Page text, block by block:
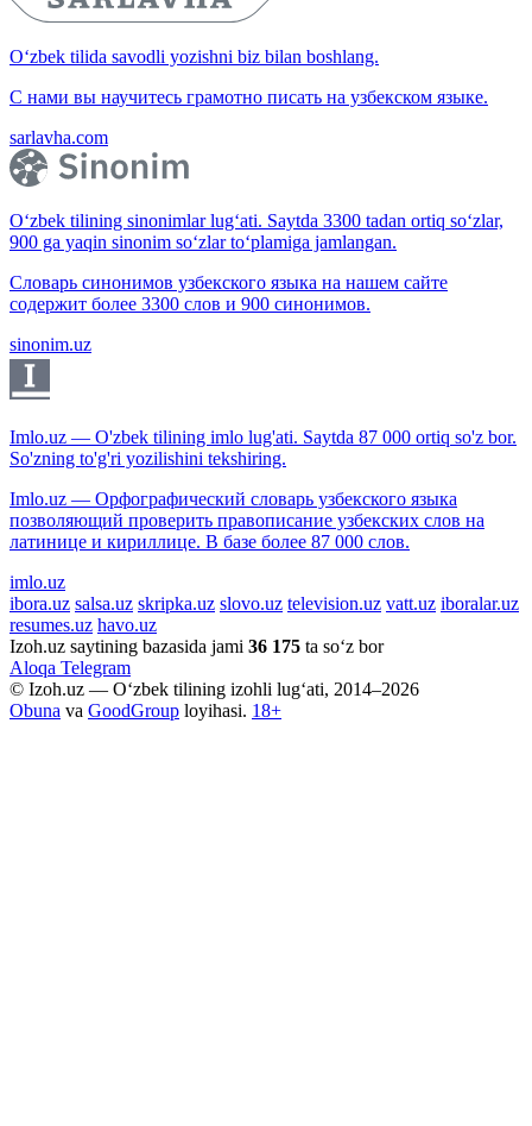
O‘zbek tilida savodli yozishni biz bilan boshlang.
С нами вы научитесь грамотно писать на узбекском языке.
sarlavha.com
O‘zbek tilining sinonimlar lug‘ati. Saytda 3300 tadan ortiq so‘zlar,
900 ga yaqin sinonim so‘zlar to‘plamiga jamlangan.
Словарь синонимов узбекского языка на нашем сайте
содержит более 3300 слов и 900 синонимов.
sinonim.uz
Imlo.uz — O'zbek tilining imlo lug'ati. Saytda 87 000 ortiq so'z bor.
So'zning to'g'ri yozilishini tekshiring.
Imlo.uz — Орфографический словарь узбекского языка
позволяющий проверить правописание узбекских слов на
латинице и кириллице. В базе более 87 000 слов.
imlo.uz
ibora.uz salsa.uz skripka.uz slovo.uz television.uz vatt.uz iboralar.uz
resumes.uz havo.uz
Izoh.uz saytining bazasida jami 36 175 ta so‘z bor
Aloqa Telegram
© Izoh.uz — O‘zbek tilining izohli lug‘ati, 2014–2026
Obuna va GoodGroup loyihasi. 18+